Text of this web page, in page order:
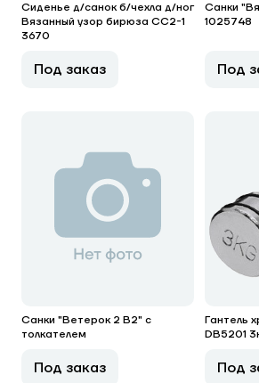
Сиденье д/санок б/чехла д/ног
Вязанный узор бирюза СС2-1
3670
Под заказ
Санки
1025748
Под
Санки "Ветерок 2 В2" с
толкателем
Под заказ
Гантель
DB5201
Под